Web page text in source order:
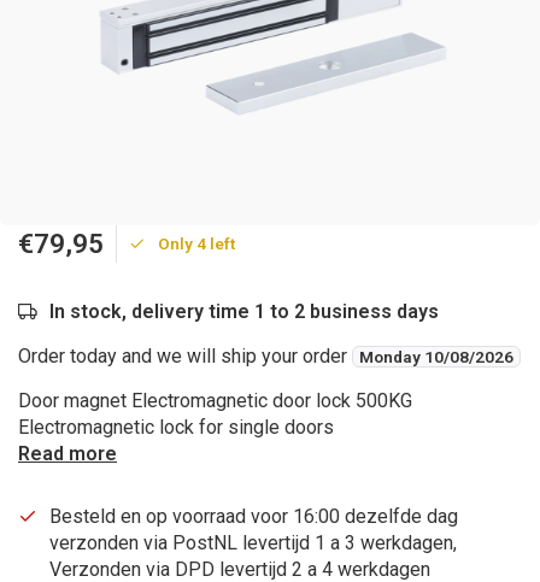
€79,95 Only 4 left
In stock, delivery time 1 to 2 business days
Order today and we will ship your order
Monday 10/08/2026
Door magnet Electromagnetic door lock 500KG
Electromagnetic lock for single doors
Read more
Besteld en op voorraad voor 16:00 dezelfde dag
verzonden via PostNL levertijd 1 a 3 werkdagen,
Verzonden via DPD levertijd 2 a 4 werkdagen